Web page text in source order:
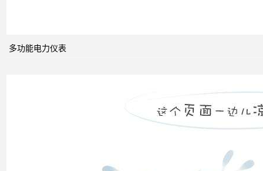
多功能电力仪表